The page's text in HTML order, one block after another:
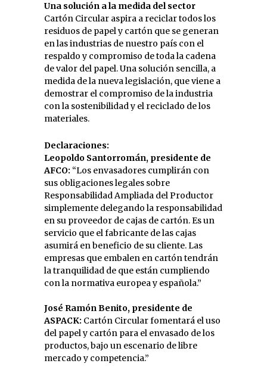
Una solución a la medida del sector
Cartón Circular aspira a reciclar todos los
residuos de papel y cartón que se generan
en las industrias de nuestro país con el
respaldo y compromiso de toda la cadena
de valor del papel. Una solución sencilla, a
medida de la nueva legislación, que viene a
demostrar el compromiso de la industria
con la sostenibilidad y el reciclado de los
materiales.
Declaraciones:
Leopoldo Santorromán, presidente de
AFCO: “Los envasadores cumplirán con
sus obligaciones legales sobre
Responsabilidad Ampliada del Productor
simplemente delegando la responsabilidad
en su proveedor de cajas de cartón. Es un
servicio que el fabricante de las cajas
asumirá en beneficio de su cliente. Las
empresas que embalen en cartón tendrán
la tranquilidad de que están cumpliendo
con la normativa europea y española.”
José Ramón Benito, presidente de
ASPACK: Cartón Circular fomentará el uso
del papel y cartón para el envasado de los
productos, bajo un escenario de libre
mercado y competencia.”